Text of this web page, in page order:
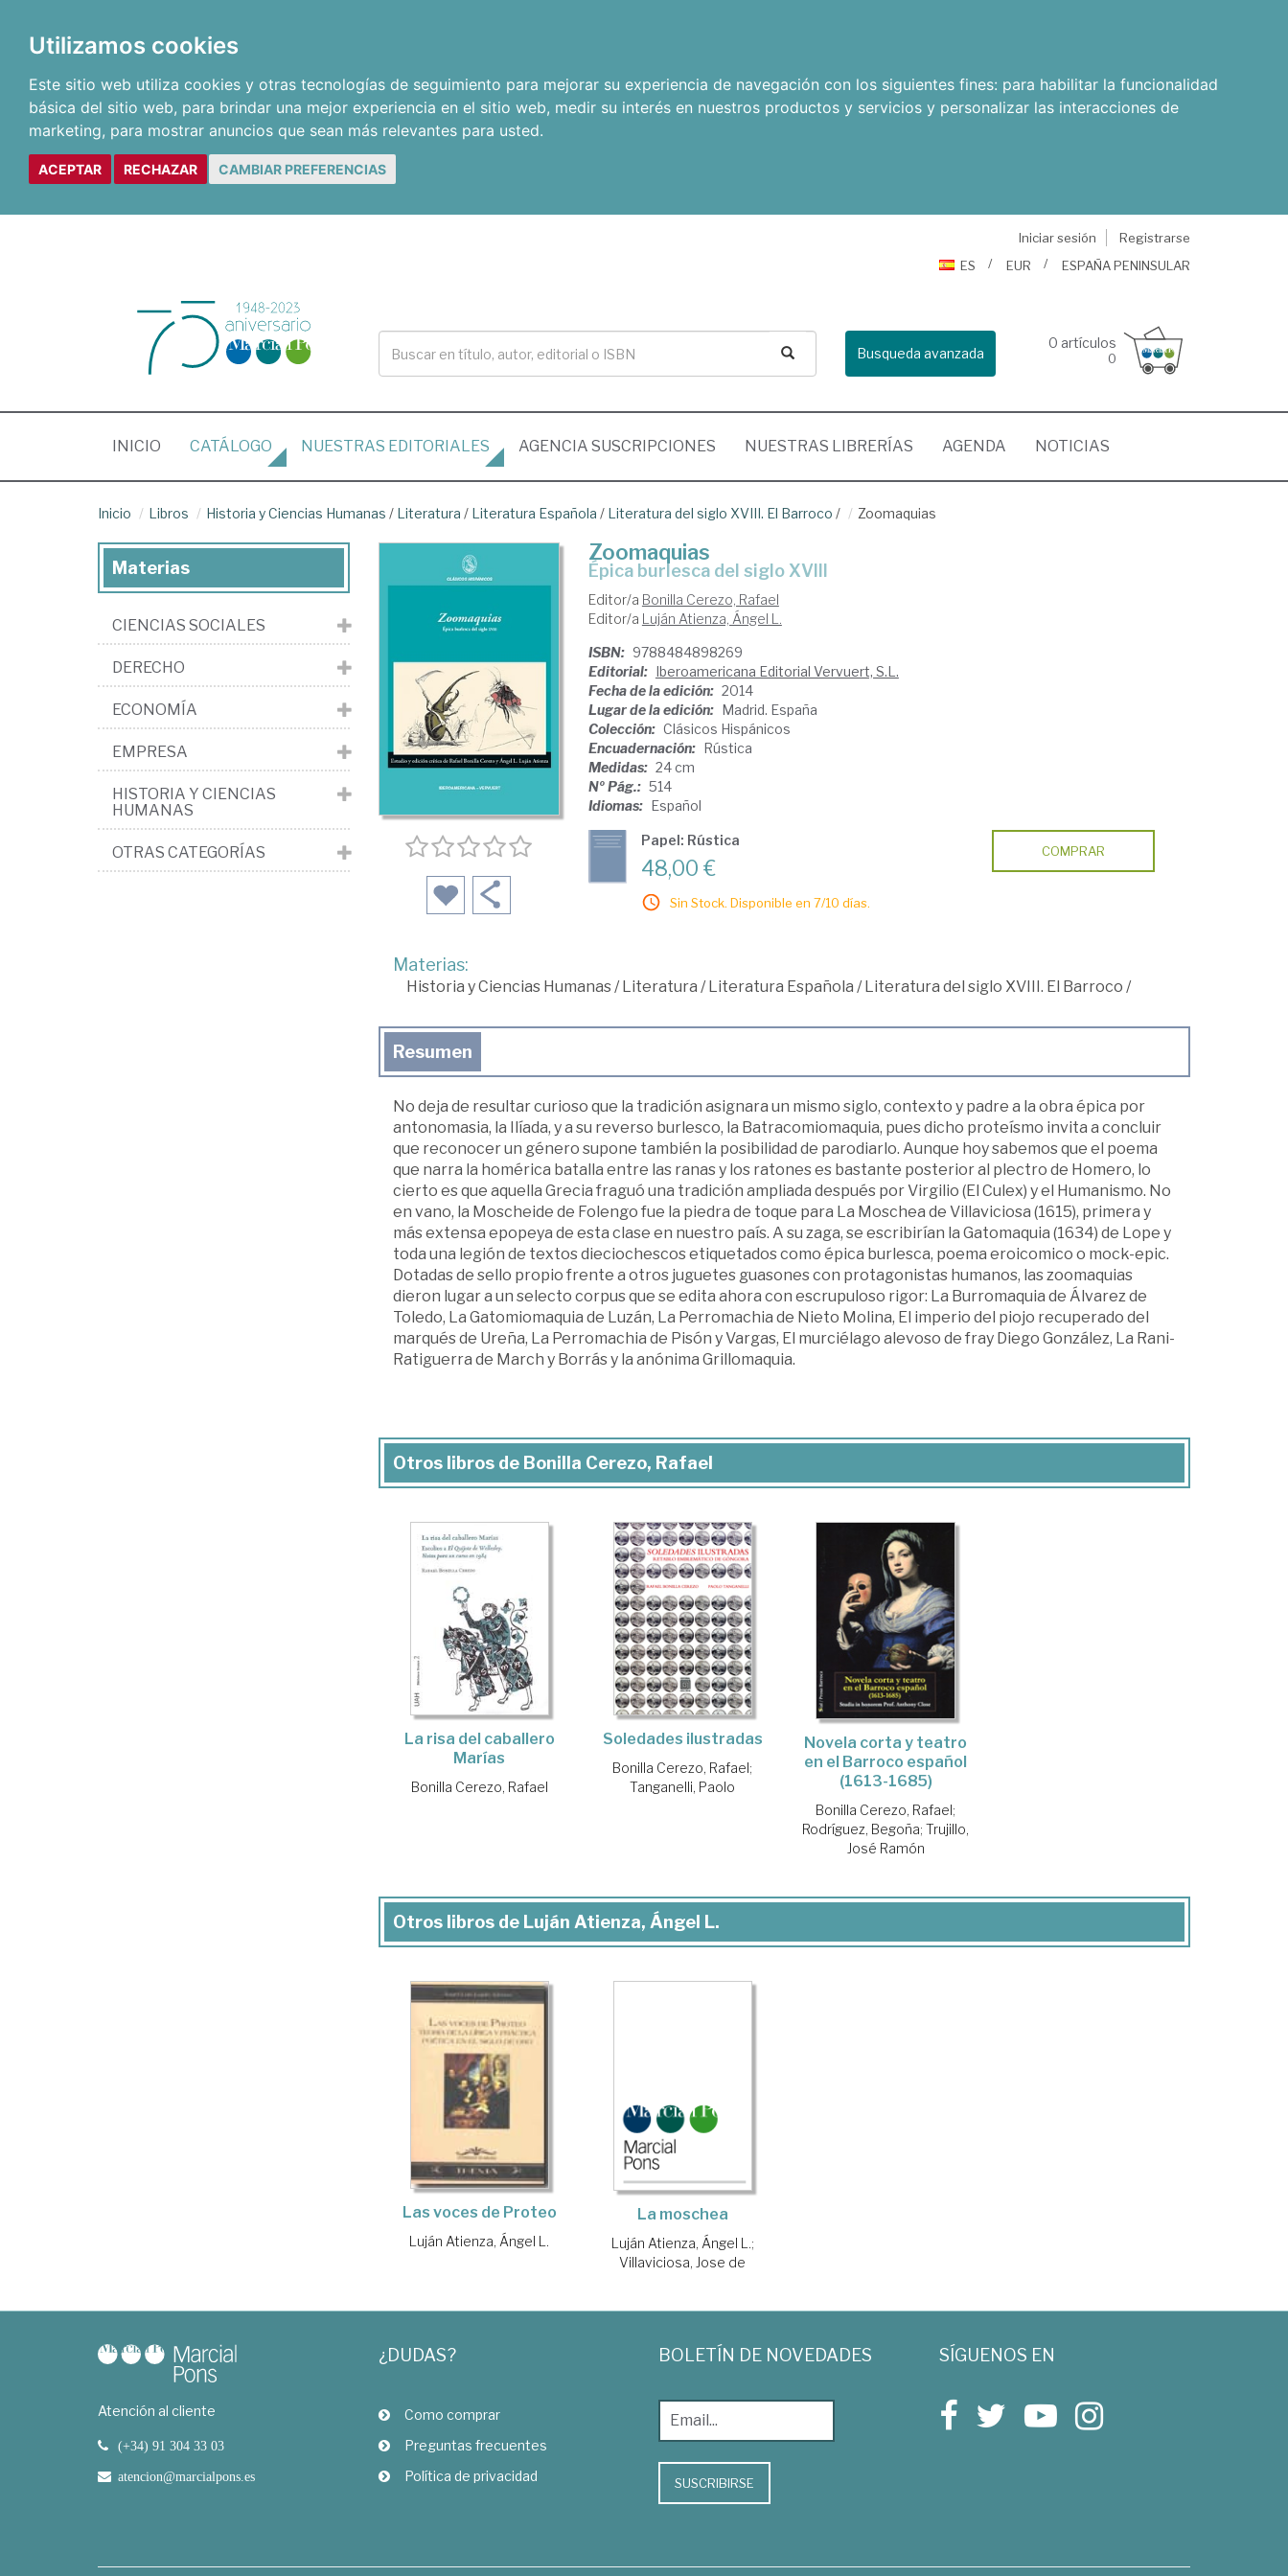
Utilizamos cookies
Este sitio web utiliza cookies y otras tecnologías de seguimiento para mejorar su experiencia de navegación con los siguientes fines: para habilitar la funcionalidad
básica del sitio web, para brindar una mejor experiencia en el sitio web, medir su interés en nuestros productos y servicios y personalizar las interacciones de
marketing, para mostrar anuncios que sean más relevantes para usted.
ACEPTAR RECHAZAR CAMBIAR PREFERENCIAS
Iniciar sesión
Registrarse
ES
EUR ESPAÑA PENINSULAR
Busqueda avanzada
0 artículos
0
INICIO (CURRENT)
CATÁLOGO NUESTRAS EDITORIALES AGENCIA SUSCRIPCIONES NUESTRAS LIBRERÍAS AGENDA NOTICIAS
Inicio Libros Historia y Ciencias Humanas / Literatura / Literatura Española / Literatura del siglo XVIII. El Barroco / Zoomaquias
Zoomaquias
épica burlesca del siglo XVIII
Editor/a Bonilla Cerezo, Rafael
Editor/a Luján Atienza, Ángel L.
ISBN: 9788484898269
Editorial: Iberoamericana Editorial Vervuert, S.L.
Fecha de la edición: 2014
Lugar de la edición: Madrid. España
Colección: Clásicos Hispánicos
Encuadernación: Rústica
Medidas: 24 cm
Nº Pág.: 514
Idiomas: Español
Papel: Rústica
48,00 €
Sin Stock. Disponible en 7/10 días.
COMPRAR
Materias:
Historia y Ciencias Humanas/Literatura /Literatura Española /Literatura del siglo XVIII. El Barroco /
Resumen
No deja de resultar curioso que la tradición asignara un mismo siglo, contexto y padre a la obra épica por
antonomasia, la Ilíada, y a su reverso burlesco, la Batracomiomaquia, pues dicho proteísmo invita a concluir
que reconocer un género supone también la posibilidad de parodiarlo. Aunque hoy sabemos que el poema
que narra la homérica batalla entre las ranas y los ratones es bastante posterior al plectro de Homero, lo
cierto es que aquella Grecia fraguó una tradición ampliada después por Virgilio (El Culex) y el Humanismo. No
en vano, la Moscheide de Folengo fue la piedra de toque para La Moschea de Villaviciosa (1615), primera y
más extensa epopeya de esta clase en nuestro país. A su zaga, se escribirían la Gatomaquia (1634) de Lope y
toda una legión de textos dieciochescos etiquetados como épica burlesca, poema eroicomico o mock-epic.
Dotadas de sello propio frente a otros juguetes guasones con protagonistas humanos, las zoomaquias
dieron lugar a un selecto corpus que se edita ahora con escrupuloso rigor: La Burromaquia de Álvarez de
Toledo, La Gatomiomaquia de Luzán, La Perromachia de Nieto Molina, El imperio del piojo recuperado del
marqués de Ureña, La Perromachia de Pisón y Vargas, El murciélago alevoso de fray Diego González, La Rani-
Ratiguerra de March y Borrás y la anónima Grillomaquia.
Otros libros de Bonilla Cerezo, Rafael
La risa del caballero
Marías
Bonilla Cerezo, Rafael
Soledades ilustradas
Bonilla Cerezo, Rafael;
Tanganelli, Paolo
Novela corta y teatro
en el Barroco español
(1613-1685)
Bonilla Cerezo, Rafael;
Rodríguez, Begoña;Trujillo,
José Ramón
Otros libros de Luján Atienza, Ángel L.
Las voces de Proteo
Luján Atienza, Ángel L.
La moschea
Luján Atienza, Ángel L.;
Villaviciosa, Jose de
Materias
CIENCIAS SOCIALES
DERECHO
ECONOMÍA
EMPRESA
HISTORIA Y CIENCIAS
HUMANAS
OTRAS CATEGORÍAS
Atención al cliente
(+34) 91 304 33 03
atencion@marcialpons.es
¿DUDAS?
Como comprar
Preguntas frecuentes
Política de privacidad
BOLETÍN DE NOVEDADES
SUSCRIBIRSE
SÍGUENOS EN